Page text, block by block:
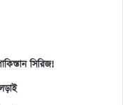
সিরিজ!